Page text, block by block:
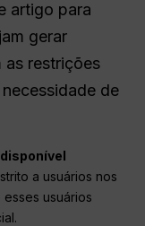
artigo para
gerar
as restrições
de
a usuários nos
usuários